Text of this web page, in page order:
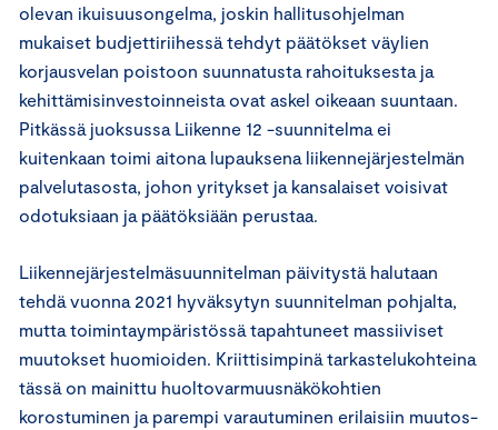
olevan ikuisuusongelma, joskin hallitusohjelman
mukaiset budjettiriihessä tehdyt päätökset väylien
korjausvelan poistoon suunnatusta rahoituksesta ja
kehittämisinvestoinneista ovat askel oikeaan suuntaan.
Pitkässä juoksussa Liikenne 12 -suunnitelma ei
kuitenkaan toimi aitona lupauksena liikennejärjestelmän
palvelutasosta, johon yritykset ja kansalaiset voisivat
odotuksiaan ja päätöksiään perustaa.
Liikennejärjestelmäsuunnitelman päivitystä halutaan
tehdä vuonna 2021 hyväksytyn suunnitelman pohjalta,
mutta toimintaympäristössä tapahtuneet massiiviset
muutokset huomioiden. Kriittisimpinä tarkastelukohteina
tässä on mainittu huoltovarmuusnäkökohtien
korostuminen ja parempi varautuminen erilaisiin muutos-